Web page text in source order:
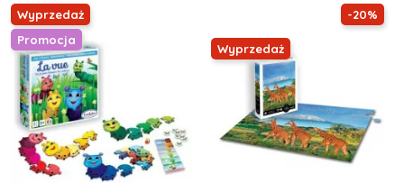
Wyprzedaż
Promocja
-20%
Wyprzedaż